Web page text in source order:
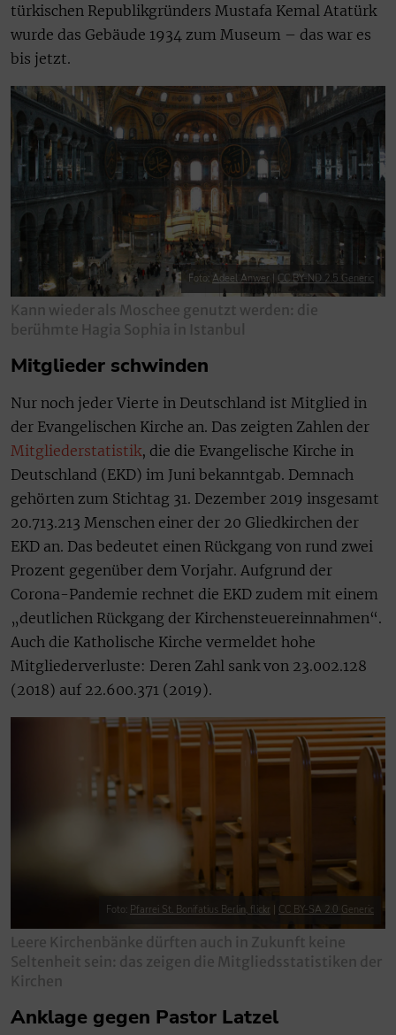
türkischen Republikgründers Mustafa Kemal Atatürk
wurde das Gebäude 1934 zum Museum – das war es
bis jetzt.
Foto: Adeel Anwer | CC BY-ND 2.5 Generic
Kann wieder als Moschee genutzt werden: die
berühmte Hagia Sophia in Istanbul
Mitglieder schwinden
Nur noch jeder Vierte in Deutschland ist Mitglied in
der Evangelischen Kirche an. Das zeigten Zahlen der
Mitgliederstatistik, die die Evangelische Kirche in
Deutschland (EKD) im Juni bekanntgab. Demnach
gehörten zum Stichtag 31. Dezember 2019 insgesamt
20.713.213 Menschen einer der 20 Gliedkirchen der
EKD an. Das bedeutet einen Rückgang von rund zwei
Prozent gegenüber dem Vorjahr. Aufgrund der
Corona-Pandemie rechnet die EKD zudem mit einem
„deutlichen Rückgang der Kirchensteuereinnahmen“.
Auch die Katholische Kirche vermeldet hohe
Mitgliederverluste: Deren Zahl sank von 23.002.128
(2018) auf 22.600.371 (2019).
Foto: Pfarrei St. Bonifatius Berlin, flickr CC BY-SA 2.0 Generic
Leere Kirchenbänke dürften auch in Zukunft keine
Seltenheit sein: das zeigen die Mitgliedsstatistiken der
Kirchen
Anklage gegen Pastor Latzel